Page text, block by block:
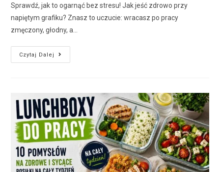
Sprawdź, jak to ogarnąć bez stresu! Jak jeść zdrowo przy
napiętym grafiku? Znasz to uczucie: wracasz po pracy
zmęczony, głodny, a…
Czytaj Dalej